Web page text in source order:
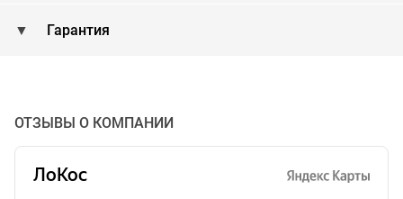
Гарантия
ОТЗЫВЫ О КОМПАНИИ